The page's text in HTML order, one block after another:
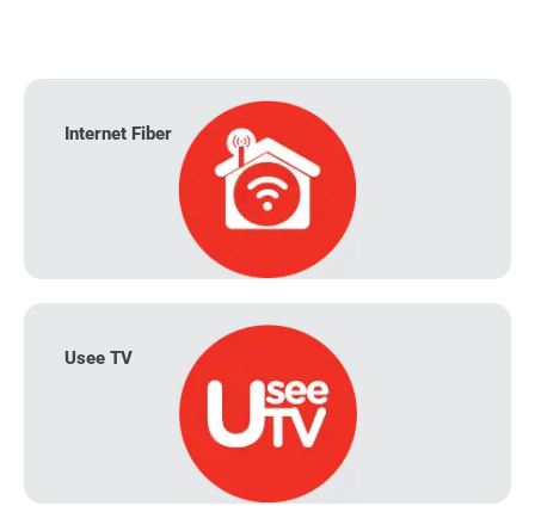
Internet Fiber
Usee TV